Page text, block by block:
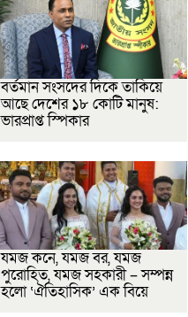
বর্তমান সংসদের দিকে তাকিয়ে
আছে দেশের ১৮ কোটি মানুষ:
ভারপ্রাপ্ত স্পিকার
যমজ কনে, যমজ বর, যমজ
পুরোহিত, যমজ সহকারী – সম্পন্ন
হলো ‘ঐতিহাসিক’ এক বিয়ে